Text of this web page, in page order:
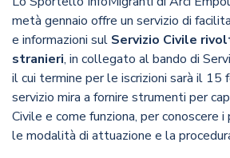
metà gennaio offre un servizio di
e informazioni sul Servizio Civile
stranieri, in collegato al bando di
il cui termine per le iscrizioni sarà il 15
servizio mira a fornire strumenti per
Civile e come funziona, per conoscere
le modalità di attuazione e la